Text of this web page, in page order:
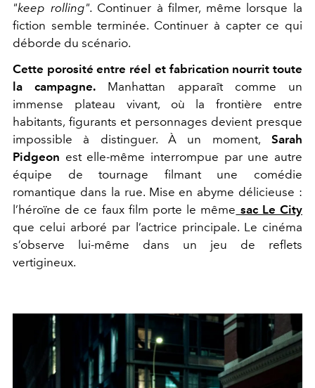
"keep rolling". Continuer à filmer, même lorsque la
fiction semble terminée. Continuer à capter ce qui
déborde du scénario.
Cette porosité entre réel et fabrication nourrit toute
la campagne. Manhattan apparaît comme un
immense plateau vivant, où la frontière entre
habitants, figurants et personnages devient presque
impossible à distinguer. À un moment, Sarah
Pidgeon est elle-même interrompue par une autre
équipe de tournage filmant une comédie
romantique dans la rue. Mise en abyme délicieuse :
l’héroïne de ce faux film porte le même sac Le City
que celui arboré par l’actrice principale. Le cinéma
s’observe lui-même dans un jeu de reflets
vertigineux.